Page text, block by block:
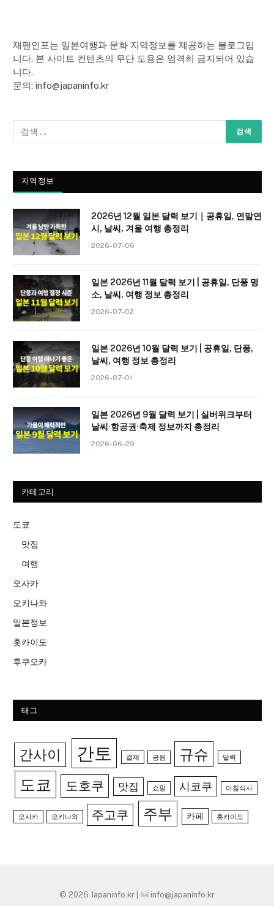
재팬인포는 일본여행과 문화 지역정보를 제공하는 블로그입
니다. 본 사이트 컨텐츠의 무단 도용은 엄격히 금지되어 있습
니다.
문의: info@japaninfo.kr
지역정보
2026년 12월 일본 달력 보기｜공휴일, 연말연
시, 날씨, 겨울 여행 총정리
2026-07-06
일본 2026년 11월 달력 보기 | 공휴일, 단풍 명
소, 날씨, 여행 정보 총정리
2026-07-02
일본 2026년 10월 달력 보기 | 공휴일, 단풍,
날씨, 여행 정보 총정리
2026-07-01
일본 2026년 9월 달력 보기 | 실버위크부터
날씨·항공권·축제 정보까지 총정리
2026-06-29
카테고리
도쿄
맛집
여행
오사카
오키나와
일본정보
홋카이도
후쿠오카
태그
간사이 간토 결제 공원 규슈 달력
도쿄 도호쿠 맛집 쇼핑 시코쿠 아침식사
오사카 오키나와 주고쿠 주부 카페 홋카이도
© 2026 Japaninfo.kr | info@japaninfo.kr